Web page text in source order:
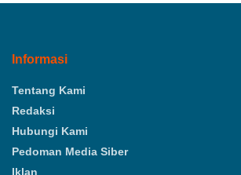
Informasi
Tentang Kami
Redaksi
Hubungi Kami
Pedoman Media Siber
Iklan